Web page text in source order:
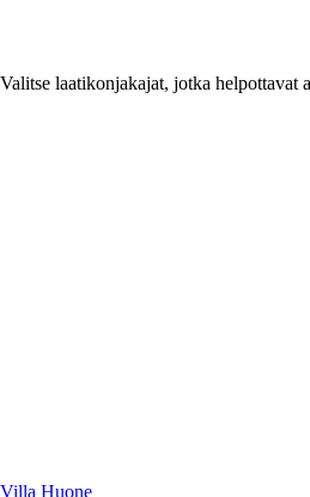
Valitse laatikonjakajat, jotka helpottavat
Villa Huone